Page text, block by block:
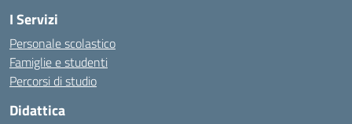
I Servizi
Personale scolastico
Famiglie e studenti
Percorsi di studio
Didattica